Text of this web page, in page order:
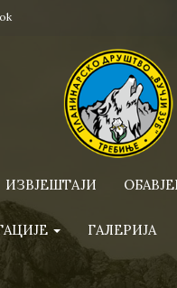
ИЗВЈЕШТАЈИ
ГАЛЕРИЈА